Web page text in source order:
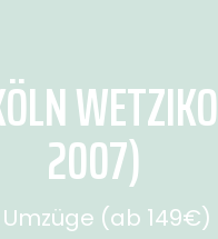
2007)
(ab 149€)